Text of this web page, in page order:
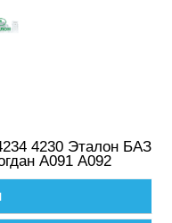
4230 Эталон БАЗ
А091 А092